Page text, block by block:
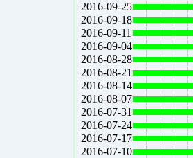
2016-09-25
2016-09-18
2016-09-11
2016-09-04
2016-08-28
2016-08-21
2016-08-14
2016-08-07
2016-07-31
2016-07-24
2016-07-17
2016-07-10